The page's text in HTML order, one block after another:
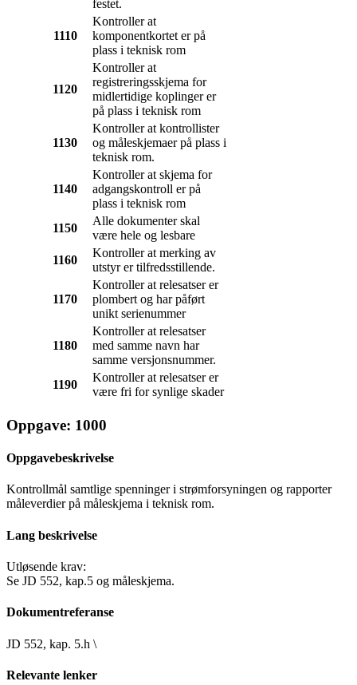
festet.
1110
Kontroller at
komponentkortet er på
plass i teknisk rom
1120
Kontroller at
registreringsskjema for
midlertidige koplinger er
på plass i teknisk rom
1130
Kontroller at kontrollister
og måleskjemaer på plass i
teknisk rom.
1140
Kontroller at skjema for
adgangskontroll er på
plass i teknisk rom
1150
Alle dokumenter skal
være hele og lesbare
1160
Kontroller at merking av
utstyr er tilfredsstillende.
1170
Kontroller at relesatser er
plombert og har påført
unikt serienummer
1180
Kontroller at relesatser
med samme navn har
samme versjonsnummer.
1190
Kontroller at relesatser er
være fri for synlige skader
Oppgave: 1000
Oppgavebeskrivelse
Kontrollmål samtlige spenninger i strømforsyningen og rapporter
måleverdier på måleskjema i teknisk rom.
Lang beskrivelse
Utløsende krav:
Se JD 552, kap.5 og måleskjema.
Dokumentreferanse
JD 552, kap. 5.h \
Relevante lenker